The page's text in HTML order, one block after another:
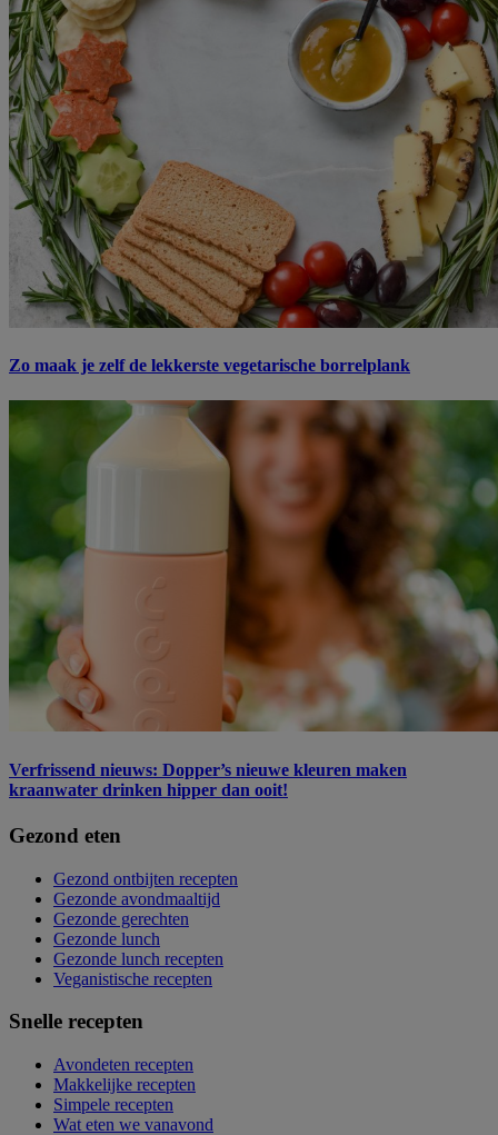
Zo maak je zelf de lekkerste vegetarische borrelplank
Verfrissend nieuws: Dopper’s nieuwe kleuren maken
kraanwater drinken hipper dan ooit!
Gezond eten
Gezond ontbijten recepten
Gezonde avondmaaltijd
Gezonde gerechten
Gezonde lunch
Gezonde lunch recepten
Veganistische recepten
Snelle recepten
Avondeten recepten
Makkelijke recepten
Simpele recepten
Wat eten we vanavond